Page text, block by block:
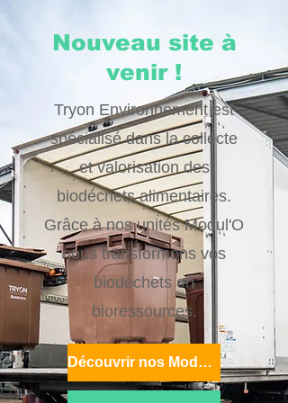
Nouveau site à
venir !
Tryon Environnement est
spécialisé dans la collecte
et valorisation des
biodéchets alimentaires.
Grâce à nos unités Modul'O
nous transformons vos
biodéchets en
bioressources.
Découvrir nos Modul'O